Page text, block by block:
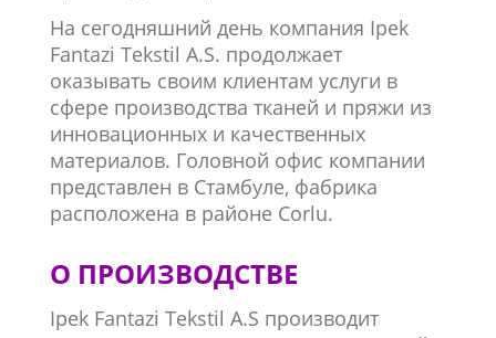
На сегодняшний день компания Ipek
Fantazi Tekstil A.S. продолжает
оказывать своим клиентам услуги в
сфере производства тканей и пряжи из
инновационных и качественных
материалов. Головной офис компании
представлен в Стамбуле, фабрика
расположена в районе Corlu.
О ПРОИЗВОДСТВЕ
Ipek Fantazi Tekstil A.S производит